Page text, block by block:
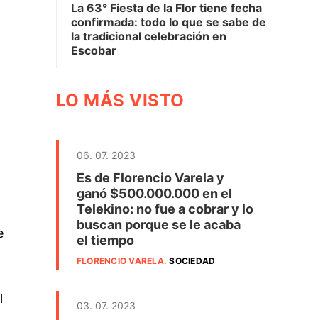
La 63° Fiesta de la Flor tiene fecha
confirmada: todo lo que se sabe de
la tradicional celebración en
Escobar
LO MÁS VISTO
06. 07. 2023
Es de Florencio Varela y
ganó $500.000.000 en el
Telekino: no fue a cobrar y lo
buscan porque se le acaba
el tiempo
FLORENCIO VARELA.SOCIEDAD
03. 07. 2023